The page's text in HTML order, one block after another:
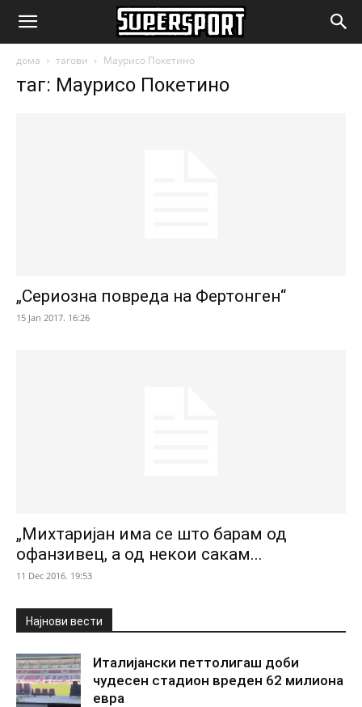
SuperSport.mk
дома тагови Маурисо Покетино
таг: Маурисо Покетино
„Сериозна повреда на Фертонген“
15 Jan 2017. 16:26
„Михтаријан има се што барам од
офанзивец, а од некои сакам...
11 Dec 2016. 19:53
Најнови вести
Италијански петтолигаш доби
чудесен стадион вреден 62 милиона
евра